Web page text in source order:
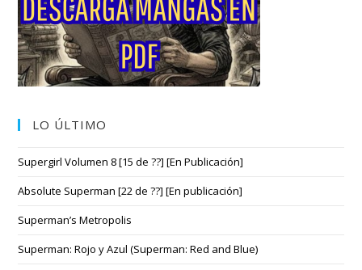
LO ÚLTIMO
Supergirl Volumen 8 [15 de ??] [En Publicación]
Absolute Superman [22 de ??] [En publicación]
Superman’s Metropolis
Superman: Rojo y Azul (Superman: Red and Blue)